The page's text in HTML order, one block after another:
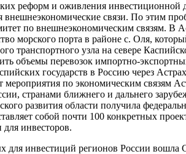
реформ и оживления инвестиционной
связи. По этим
по внешнеэкономическим связям. В
морского порта в районе с. Оля,
транспортного узла на севере
объемы перевозок импортно-
государств в Россию через
мероприятия по экономическим связям
странами ближнего и дальнего
развития области получила
собой почти 100 конкретных
инвесторов.
для инвестиций регионов России вошла